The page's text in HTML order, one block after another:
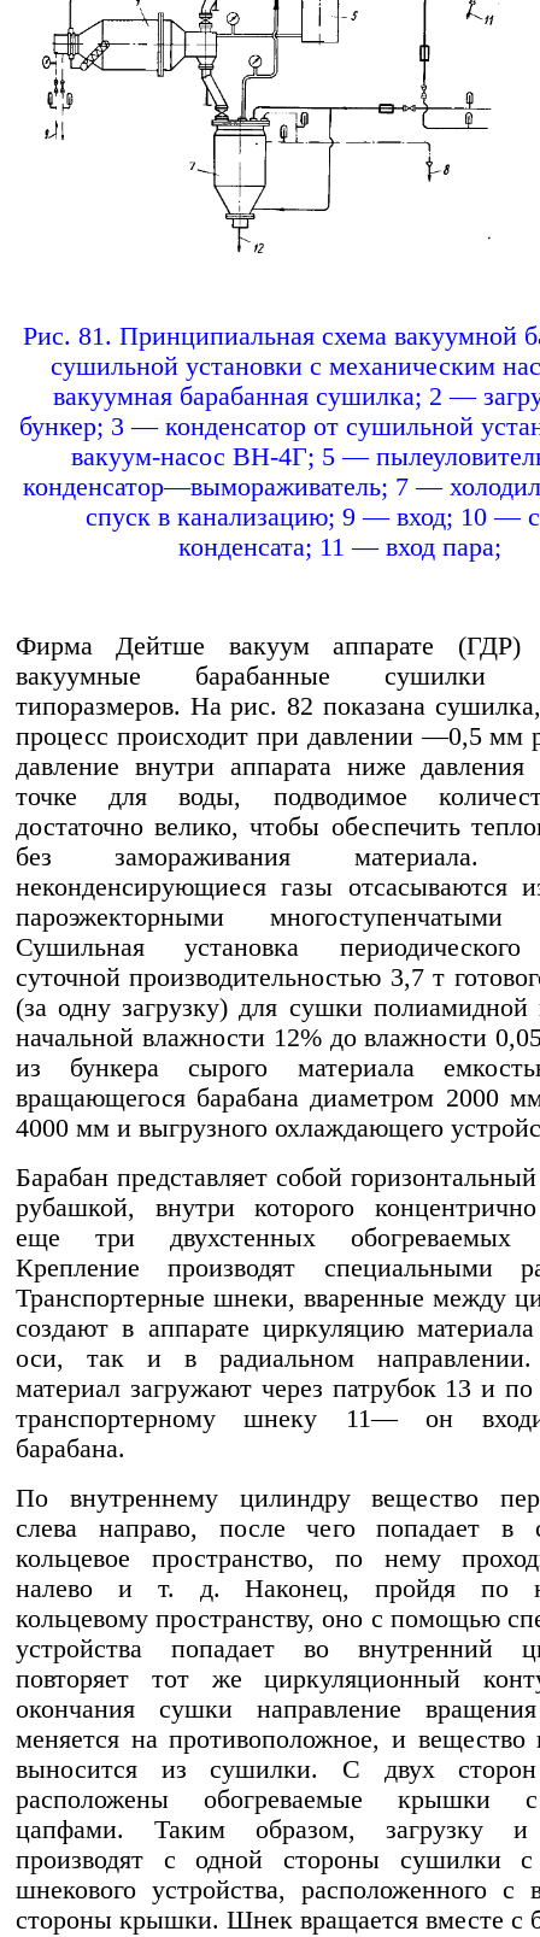
Pис. 81. Принципиальная схема вакуумной
сушильной установки с механическим
вакуумная барабанная сушилка; 2 —
бункер; 3 — конденсатор от сушильной
вакуум-насос ВН-4Г; 5 —
конденсатор—вымораживатель; 7 —
спуск в канализацию; 9 — вход; 10 —
конденсата; 11 — вход пара;
Фирма Дейтше вакуум аппарате (ГДР)
вакуумные барабанные сушилки
типоразмеров. На рис. 82 показана
процесс происходит при давлении —0,5 мм
давление внутри аппарата ниже
точке для воды, подводимое
достаточно велико, чтобы обеспечить
без замораживания
неконденсирующиеся газы отсасываются
пароэжекторными многоступенчатыми
Сушильная установка периодического
суточной производительностью 3,7 т
(за одну загрузку) для сушки
начальной влажности 12% до влажности
из бункера сырого материала
вращающегося барабана диаметром 2000
4000 мм и выгрузного охлаждающего
Барабан представляет собой
рубашкой, внутри которого
еще три двухстенных обогреваемых
Крепление производят специальными
Транспортерные шнеки, вваренные между
создают в аппарате циркуляцию
оси, так и в радиальном
материал загружают через патрубок 13 и
транспортерному шнеку 11— он
барабана.
По внутреннему цилиндру вещество
слева направо, после чего попадает в
кольцевое пространство, по нему
налево и т. д. Наконец, пройдя по
кольцевому пространству, оно с помощью
устройства попадает во внутренний
повторяет тот же циркуляционный
окончания сушки направление
меняется на противоположное, и
выносится из сушилки. С двух сторон
расположены обогреваемые крышки
цапфами. Таким образом, загрузку и
производят с одной стороны сушилки
шнекового устройства, расположенного с
стороны крышки. Шнек вращается вместе с